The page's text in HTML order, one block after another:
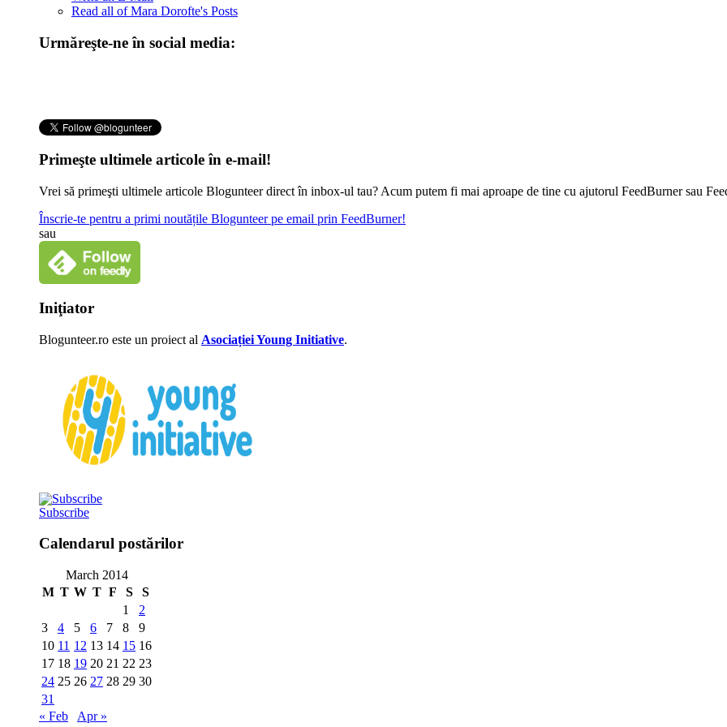
Read all of Mara Dorofte's Posts
Urmăreşte-ne în social media:
Primeşte ultimele articole în e-mail!
Vrei să primeşti ultimele articole Blogunteer direct în inbox-ul tau? Acum putem fi mai aproape de tine cu ajutorul FeedBurner sau
Înscrie-te pentru a primi noutățile Blogunteer pe email prin FeedBurner!
sau
Iniţiator
Blogunteer.ro este un proiect al Asociației Young Initiative.
Subscribe
Calendarul postărilor
March 2014
M T W T F S
S
1
2
3
4 5 6 7 8
9
10 11 12 13 14 15 16
17 18 19 20 21 22 23
24 25 26 27 28 29 30
31
« Feb
Apr »